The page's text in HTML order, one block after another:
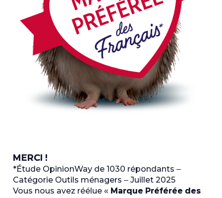
MERCI !
*Étude OpinionWay de 1030 répondants –
Catégorie Outils ménagers – Juillet 2025
Vous nous avez réélue « Marque Préférée des